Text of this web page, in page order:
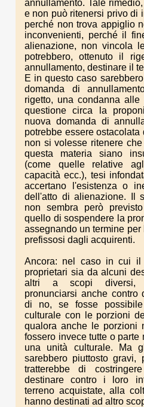
annullamento. Tale
e non può ritenersi privo di
perché non trova appiglio
inconvenienti, perché il
alienazione, non vincola
potrebbero, ottenuto il
annullamento, destinare il
E in questo caso
domanda di
rigetto, una condanna
questione circa la
nuova domanda di
potrebbe essere
non si volesse ritenere
questa materia siano
(come quelle relative
capacità ecc.), tesi
accertano l'esistenza o
dell'atto di alienazione. Il
non sembra però
quello di sospendere la
assegnando un termine
prefissosi dagli acquirenti.
Ancora: nel caso in cui il
proprietari sia da alcuni
altri a scopi diversi,
pronunciarsi anche contro
di no, se fosse
culturale con le porzioni
qualora anche le porzioni
fossero invece tutte o parte
una unità culturale. Ma
sarebbero piuttosto gravi,
tratterebbe di
destinare contro i loro
terreno acquistate, alla
hanno destinati ad altro